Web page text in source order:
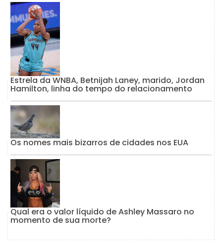
Estrela da WNBA, Betnijah Laney, marido, Jordan
Hamilton, linha do tempo do relacionamento
Os nomes mais bizarros de cidades nos EUA
Qual era o valor líquido de Ashley Massaro no
momento de sua morte?